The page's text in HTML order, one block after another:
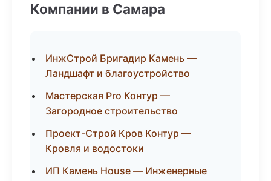
Компании в Самара
ИнжСтрой Бригадир Камень —
Ландшафт и благоустройство
Мастерская Pro Контур —
Загородное строительство
Проект-Строй Кров Контур —
Кровля и водостоки
ИП Камень House — Инженерные